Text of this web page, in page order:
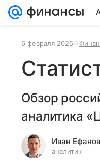
6 февраля 2025
Обзор
аналитика
Иван Ефанов
аналитик